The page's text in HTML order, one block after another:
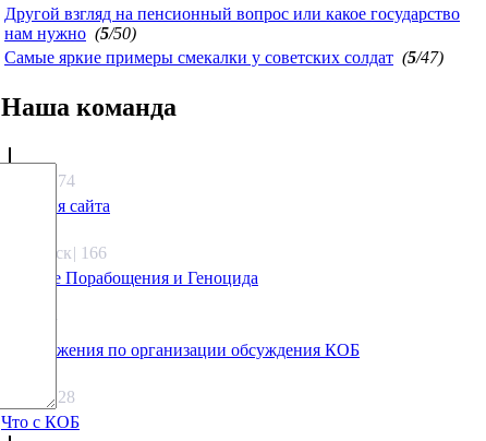
Другой взгляд на пенсионный вопрос или какое государство
нам нужно (5/50)
Самые яркие примеры смекалки у советских солдат (5/47)
Наша команда
1333.74
Санация сайта
Якутск| 166
Оружие Порабощения и Геноцида
27.17
Предложения по организации обсуждения КОБ
5808.28
Что с КОБ